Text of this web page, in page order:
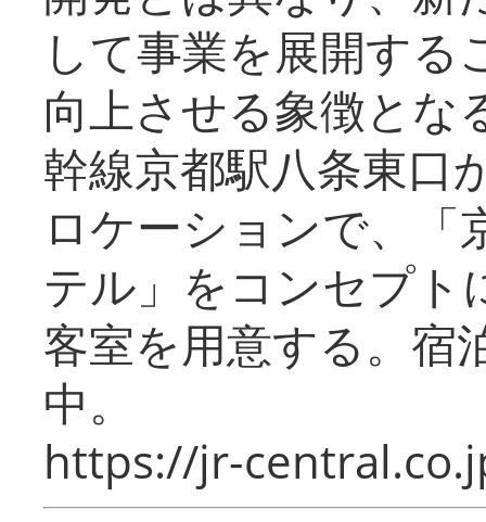
して事業を展開する
向上させる象徴とな
幹線京都駅八条東口
ロケーションで、「
テル」をコンセプト
客室を用意する。宿
中。
https://jr-